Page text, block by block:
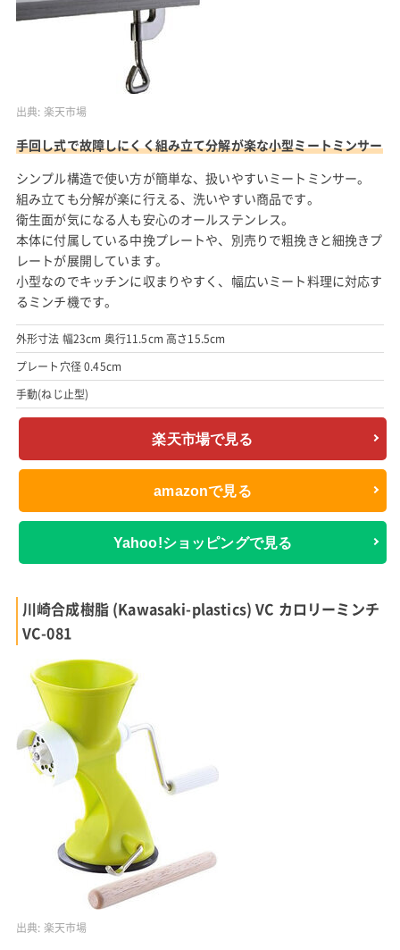
出典: 楽天市場
手回し式で故障しにくく組み立て分解が楽な小型ミートミンサー
シンプル構造で使い方が簡単な、扱いやすいミートミンサー。
組み立ても分解が楽に行える、洗いやすい商品です。
衛生面が気になる人も安心のオールステンレス。
本体に付属している中挽プレートや、別売りで粗挽きと細挽きプ
レートが展開しています。
小型なのでキッチンに収まりやすく、幅広いミート料理に対応す
るミンチ機です。
外形寸法 幅23cm 奥行11.5cm 高さ15.5cm
プレート穴径 0.45cm
手動(ねじ止型)
楽天市場で見る
amazonで見る
Yahoo!ショッピングで見る
川崎合成樹脂 (Kawasaki-plastics) VC カロリーミンチ
VC-081
出典: 楽天市場